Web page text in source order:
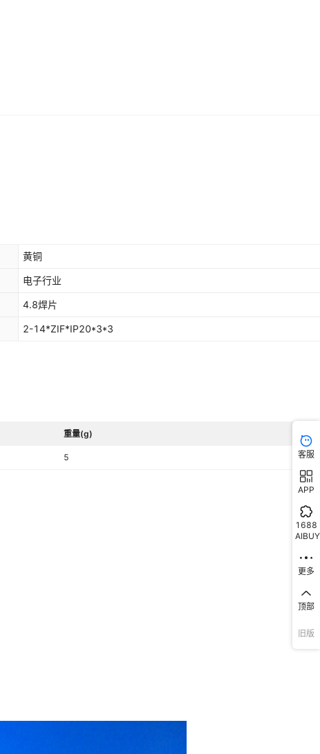
黄铜
电子行业
4.8焊片
2-14*ZIF*IP20*3*3
重量(g)
5 客服
APP
1688
AIBUY
更多
顶部
旧版